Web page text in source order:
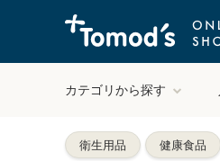
カテゴリから探す
衛生用品 健康食品